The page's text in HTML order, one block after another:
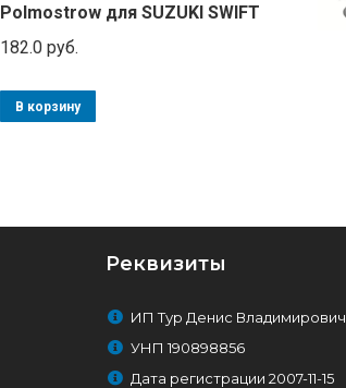
Polmostrow для SUZUKI SWIFT
182.0 руб.
В корзину
Реквизиты
ИП Тур Денис Владимирович
УНП 190898856
Дата регистрации 2007-11-15